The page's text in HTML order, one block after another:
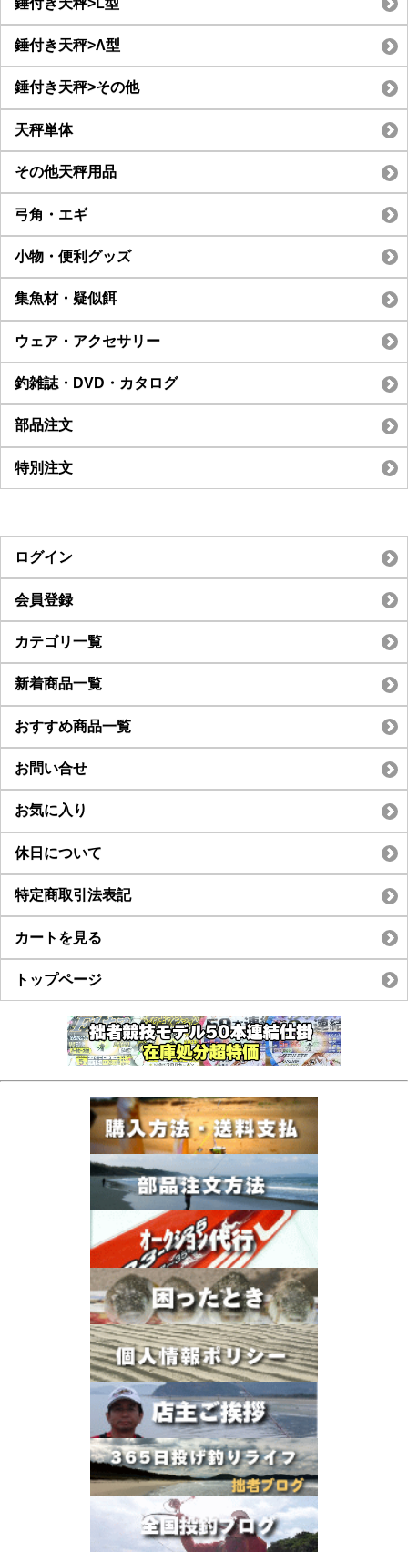
錘付き天秤>Λ型
錘付き天秤>その他
天秤単体
その他天秤用品
弓角・エギ
小物・便利グッズ
集魚材・疑似餌
ウェア・アクセサリー
釣雑誌・DVD・カタログ
部品注文
特別注文
ログイン
会員登録
カテゴリ一覧
新着商品一覧
おすすめ商品一覧
お問い合せ
お気に入り
休日について
特定商取引法表記
カートを見る
トップページ